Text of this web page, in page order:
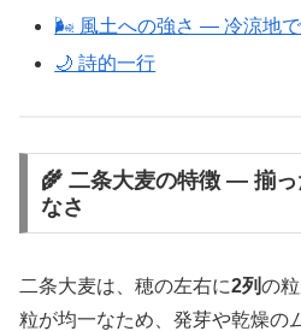
🌬 風土への強さ ― 冷涼地で
🌙 詩的一行
🌾 二条大麦の特徴 ― 揃
なさ
二条大麦は、穂の左右に2列の粒
粒が均一なため、発芽や乾燥の